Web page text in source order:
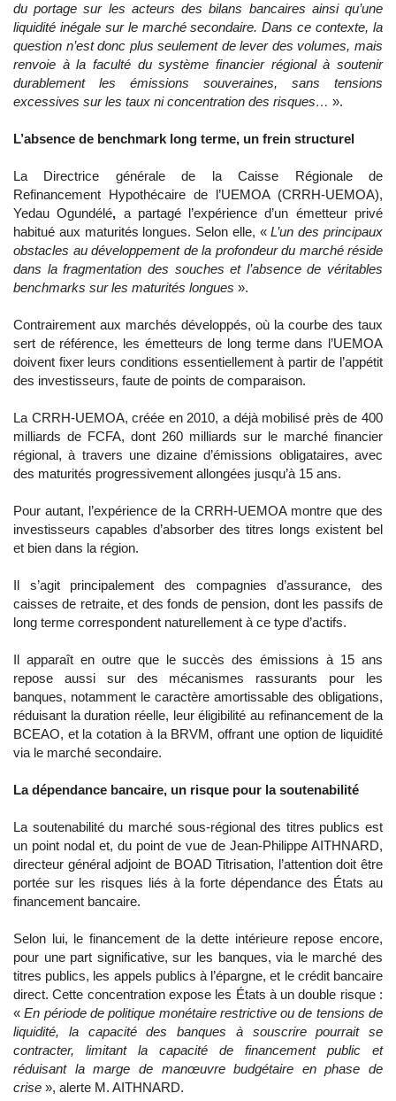
du portage sur les acteurs des bilans bancaires ainsi qu’une
liquidité inégale sur le marché secondaire. Dans ce contexte, la
question n’est donc plus seulement de lever des volumes, mais
renvoie à la faculté du système financier régional à soutenir
durablement les émissions souveraines, sans tensions
excessives sur les taux ni concentration des risques… ».
L’absence de benchmark long terme, un frein structurel
La Directrice générale de la Caisse Régionale de
Refinancement Hypothécaire de l’UEMOA (CRRH-UEMOA),
Yedau Ogundélé, a partagé l’expérience d’un émetteur privé
habitué aux maturités longues. Selon elle, «L’un des principaux
obstacles au développement de la profondeur du marché réside
dans la fragmentation des souches et l’absence de véritables
benchmarks sur les maturités longues ».
Contrairement aux marchés développés, où la courbe des taux
sert de référence, les émetteurs de long terme dans l’UEMOA
doivent fixer leurs conditions essentiellement à partir de l’appétit
des investisseurs, faute de points de comparaison.
La CRRH-UEMOA, créée en 2010, a déjà mobilisé près de 400
milliards de FCFA, dont 260 milliards sur le marché financier
régional, à travers une dizaine d’émissions obligataires, avec
des maturités progressivement allongées jusqu’à 15 ans.
Pour autant, l’expérience de la CRRH-UEMOA montre que des
investisseurs capables d’absorber des titres longs existent bel
et bien dans la région.
Il s’agit principalement des compagnies d’assurance, des
caisses de retraite, et des fonds de pension, dont les passifs de
long terme correspondent naturellement à ce type d’actifs.
Il apparaît en outre que le succès des émissions à 15 ans
repose aussi sur des mécanismes rassurants pour les
banques, notamment le caractère amortissable des obligations,
réduisant la duration réelle, leur éligibilité au refinancement de la
BCEAO, et la cotation à la BRVM, offrant une option de liquidité
via le marché secondaire.
La dépendance bancaire, un risque pour la soutenabilité
La soutenabilité du marché sous-régional des titres publics est
un point nodal et, du point de vue de Jean-Philippe AITHNARD,
directeur général adjoint de BOAD Titrisation, l’attention doit être
portée sur les risques liés à la forte dépendance des États au
financement bancaire.
Selon lui, le financement de la dette intérieure repose encore,
pour une part significative, sur les banques, via le marché des
titres publics, les appels publics à l’épargne, et le crédit bancaire
direct. Cette concentration expose les États à un double risque :
«En période de politique monétaire restrictive ou de tensions de
liquidité, la capacité des banques à souscrire pourrait se
contracter, limitant la capacité de financement public et
réduisant la marge de manœuvre budgétaire en phase de
crise », alerte M. AITHNARD.